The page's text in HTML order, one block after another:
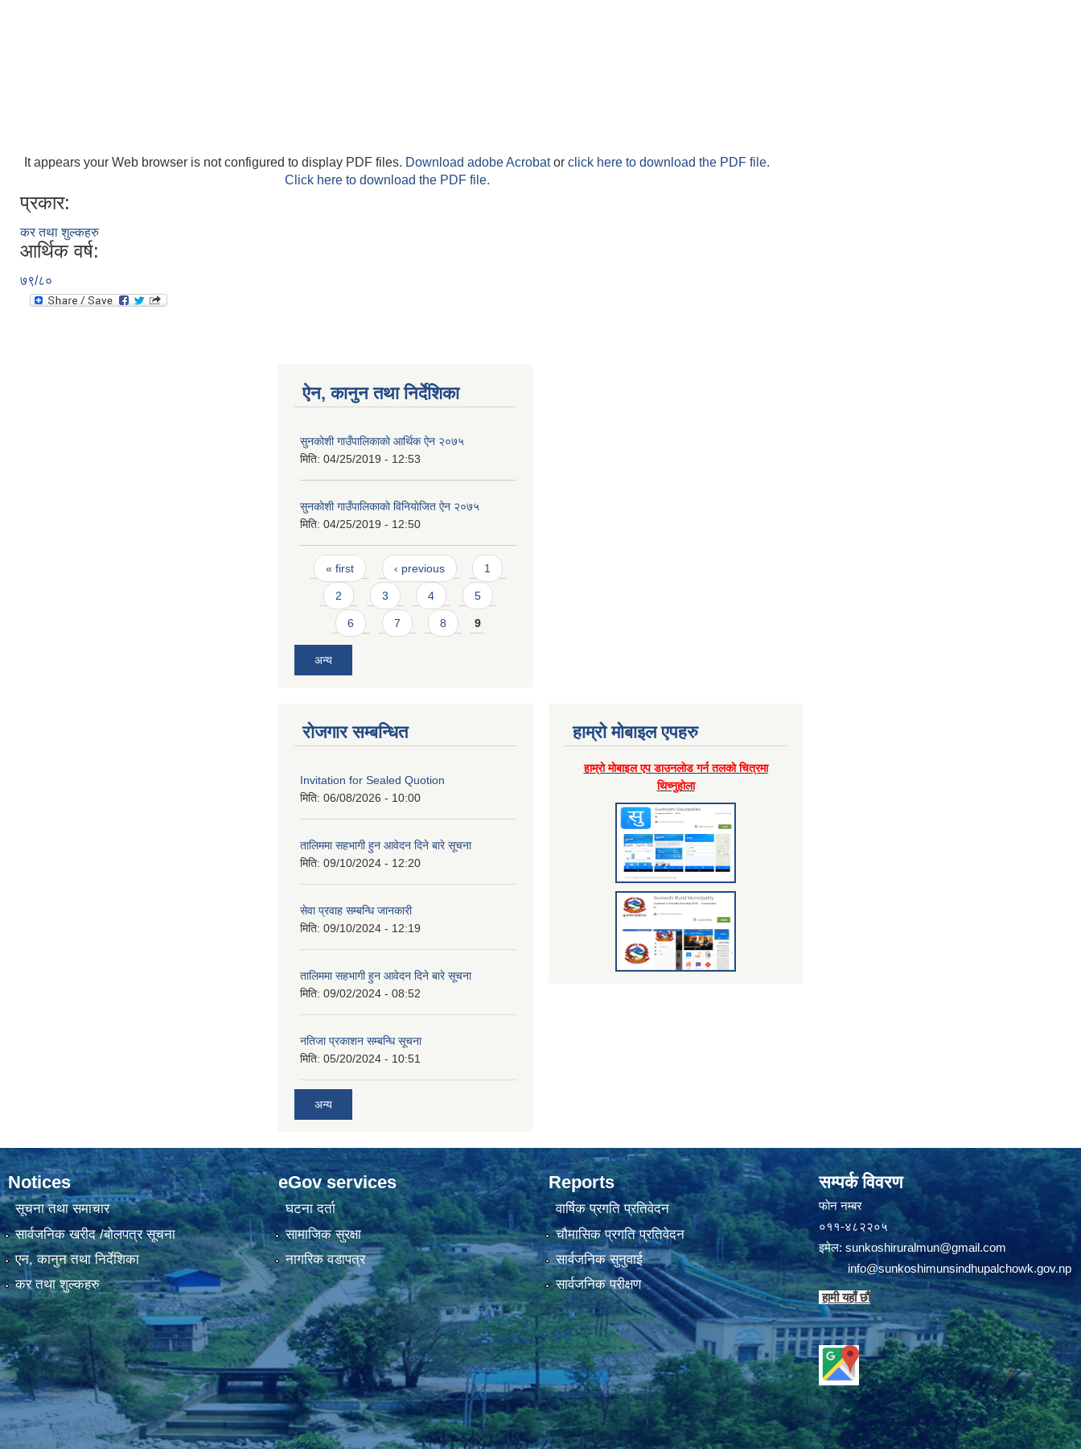
It appears your Web browser is not configured to display PDF files. Download adobe Acrobator click here to download the PDF file.
Click here to download the PDF file.
प्रकार:
कर तथा शुल्कहरु
आर्थिक वर्ष:
७९/८०
ऐन, कानुन तथा निर्देशिका
सुनकाेशी गाउँपालिकाकाे आर्थिक ऐन २०७५
मिति: 04/25/2019 - 12:53
सुनकाेशी गाउँपालिकाकाे विनियाेजित ऐन २०७५
मिति: 04/25/2019 - 12:50
Pages
« first ‹ previous 1
2 3 4 5
6 7 8 9
अन्य
रोजगार सम्बन्धित
Invitation for Sealed Quotion
मिति: 06/08/2026 - 10:00
तालिममा सहभागी हुन आवेदन दिने बारे सूचना
मिति: 09/10/2024 - 12:20
सेवा प्रवाह सम्बन्धि जानकारी
मिति: 09/10/2024 - 12:19
तालिममा सहभागी हुन आवेदन दिने बारे सूचना
मिति: 09/02/2024 - 08:52
नतिजा प्रकाशन सम्बन्धि सूचना
मिति: 05/20/2024 - 10:51
अन्य
हाम्राे माेबाइल एपहरु
हाम्राे माेबाइल एप डाउनलाेड गर्न तलकाे चित्रमा
थिच्नुहाेला
Notices
सूचना तथा समाचार
सार्वजनिक खरीद /बोलपत्र सूचना
एन, कानुन तथा निर्देशिका
कर तथा शुल्कहरु
eGov services
घटना दर्ता
सामाजिक सुरक्षा
नागरिक वडापत्र
Reports
वार्षिक प्रगति प्रतिवेदन
चौमासिक प्रगति प्रतिवेदन
सार्वजनिक सुनुवाई
सार्वजनिक परीक्षण
सम्पर्क विवरण
फाेन न‌‍‍‍‌‌म्बर
०११-४८२२०५
इमेल: sunkoshiruralmun@gmail.com
info@sunkoshimunsindhupalchowk.gov.np
हामी यहाँ छाै‌ं